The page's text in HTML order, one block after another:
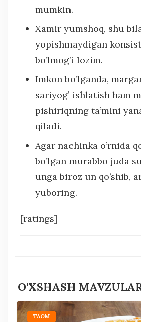
mumkin.
Xamir yumshoq, shu
yopishmaydigan
bo’lmog’i lozim.
Imkon bo’lganda,
sariyog’ ishlatish ham
pishiriqning ta’mini
qiladi.
Agar nachinka o’rnida
bo’lgan murabbo juda
unga biroz un qo’shib,
yuboring.
[ratings]
O'XSHASH
TAOM